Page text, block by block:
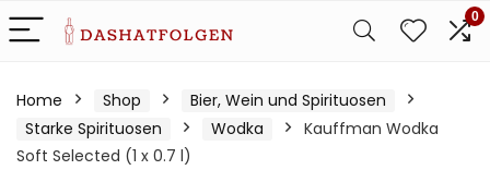
0
Home Shop
Bier, Wein und Spirituosen
Starke Spirituosen
Wodka
Kauffman Wodka
Soft Selected (1 x 0.7 l)